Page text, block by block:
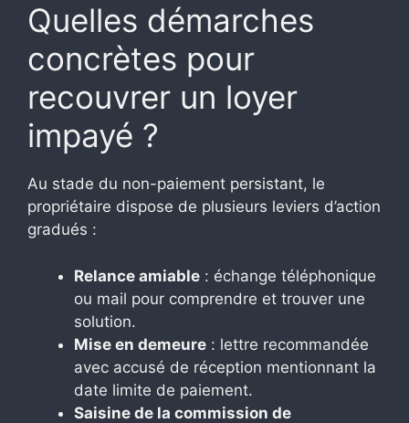
Quelles démarches
concrètes pour
recouvrer un loyer
impayé ?
Au stade du non-paiement persistant, le
propriétaire dispose de plusieurs leviers d’action
gradués :
Relance amiable : échange téléphonique
ou mail pour comprendre et trouver une
solution.
Mise en demeure : lettre recommandée
avec accusé de réception mentionnant la
date limite de paiement.
Saisine de la commission de